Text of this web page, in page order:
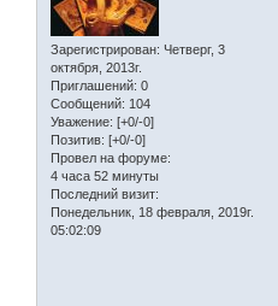
Зарегистрирован: Четверг, 3
октября, 2013г.
Приглашений: 0
Сообщений: 104
Уважение: [+0/-0]
Позитив: [+0/-0]
Провел на форуме:
4 часа 52 минуты
Последний визит:
Понедельник, 18 февраля, 2019г.
05:02:09